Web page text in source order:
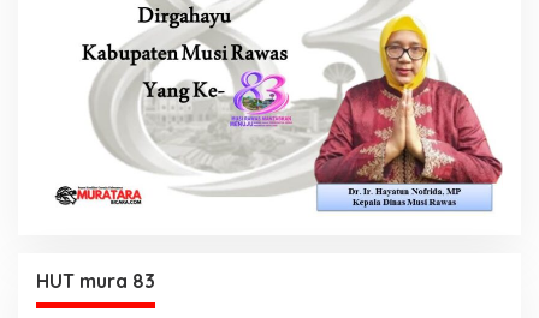
HUT mura 83